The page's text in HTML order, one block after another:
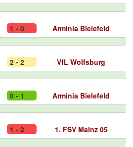
1 - 0 Arminia Bielefeld
2 - 2 VfL Wolfsburg
0 - 1 Arminia Bielefeld
1 - 2 1. FSV Mainz 05